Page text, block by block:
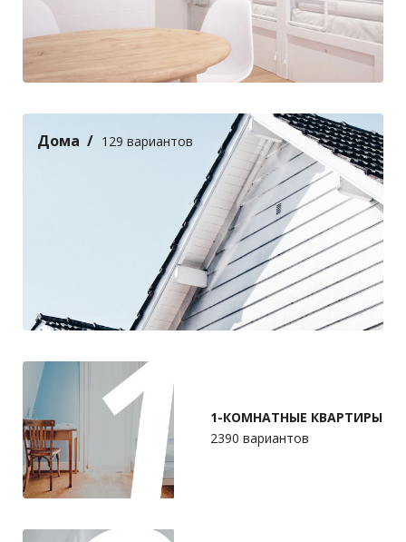
Дома 129 вариантов
1-КОМНАТНЫЕ КВАРТИРЫ
2390 вариантов